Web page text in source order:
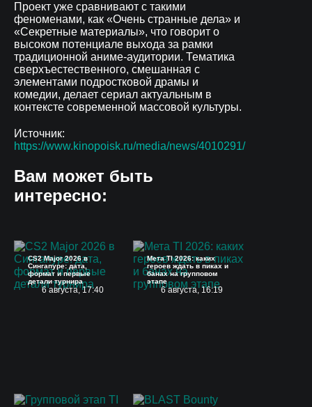
Проект уже сравнивают с такими
феноменами, как «Очень странные дела» и
«Секретные материалы», что говорит о
высоком потенциале выхода за рамки
традиционной аниме-аудитории. Тематика
сверхъестественного, смешанная с
элементами подростковой драмы и
комедии, делает сериал актуальным в
контексте современной массовой культуры.
Источник:
https://www.kinopoisk.ru/media/news/4010291/
Вам может быть
интересно:
CS2 Major 2026 в
Сингапуре: дата,
формат и первые
детали турнира
6 августа, 17:40
Мета TI 2026: каких
героев ждать в пиках и
банах на групповом
этапе
6 августа, 16:19